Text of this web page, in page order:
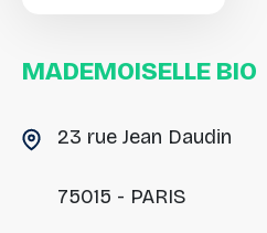
MADEMOISELLE BIO
23 rue Jean Daudin
75015 - PARIS